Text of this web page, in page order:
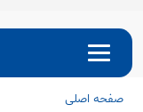
صفحه اصلی